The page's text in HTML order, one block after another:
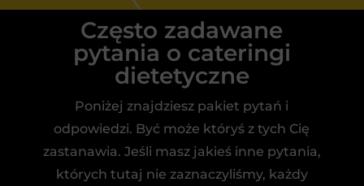
Często zadawane
pytania o cateringi
dietetyczne
Poniżej znajdziesz pakiet pytań i
odpowiedzi. Być może któryś z tych Cię
zastanawia. Jeśli masz jakieś inne pytania,
których tutaj nie zaznaczyliśmy, każdy